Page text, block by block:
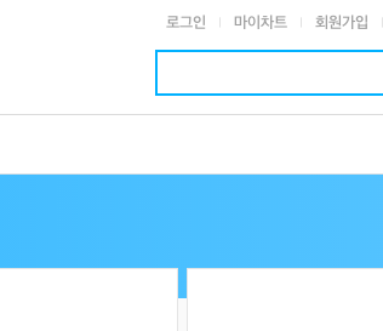
로그인 마이차트 회원가입